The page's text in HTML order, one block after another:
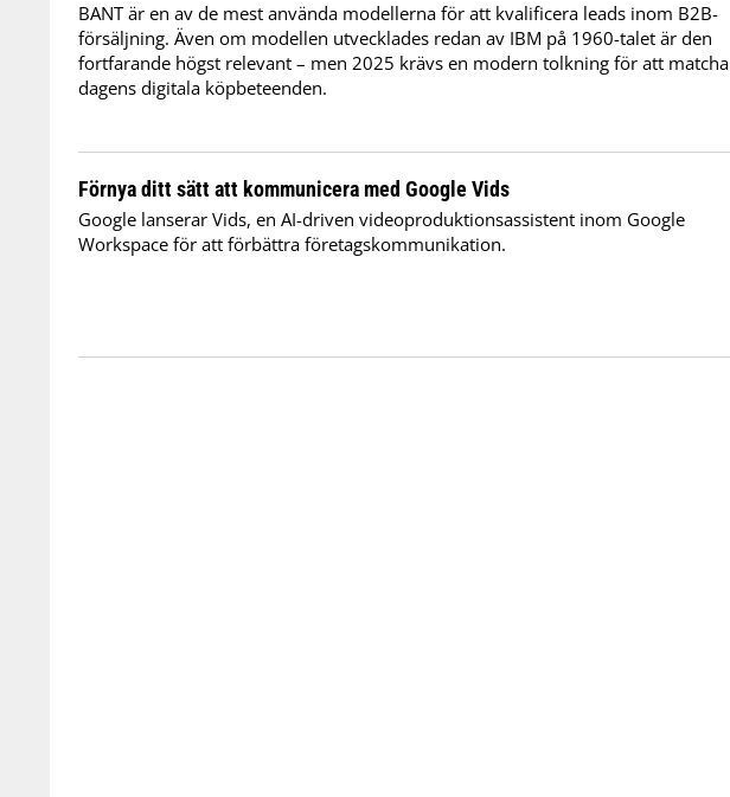
BANT är en av de mest använda modellerna för att kvalificera leads inom B2B-
försäljning. Även om modellen utvecklades redan av IBM på 1960-talet är den
fortfarande högst relevant – men 2025 krävs en modern tolkning för att matcha
dagens digitala köpbeteenden.
Förnya ditt sätt att kommunicera med Google Vids
Google lanserar Vids, en AI-driven videoproduktionsassistent inom Google
Workspace för att förbättra företagskommunikation.